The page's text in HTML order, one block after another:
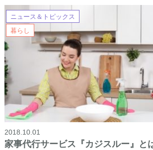
ニュース＆トピックス
暮らし
2018.10.01
家事代行サービス『カジスルー』と